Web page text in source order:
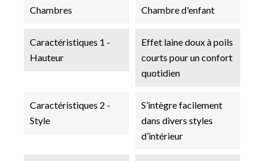
Chambres Chambre d'enfant
Caractéristiques 1 -
Hauteur
Effet laine doux à poils
courts pour un confort
quotidien
Caractéristiques 2 -
Style
S’intègre facilement
dans divers styles
d’intérieur